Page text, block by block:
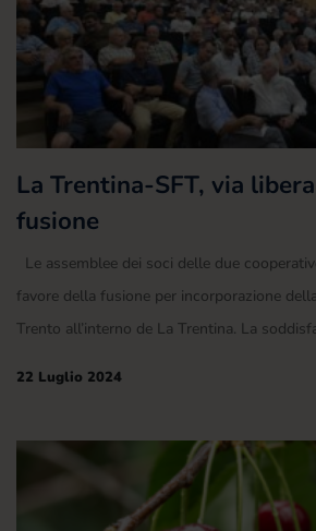
La Trentina-SFT, via
fusione
Le assemblee dei soci delle due
favore della fusione per incorporazione
Trento all’interno de La Trentina. La
22 Luglio 2024